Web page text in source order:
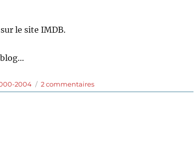
sur le site IMDB.
2004 2 commentairessur
Filles